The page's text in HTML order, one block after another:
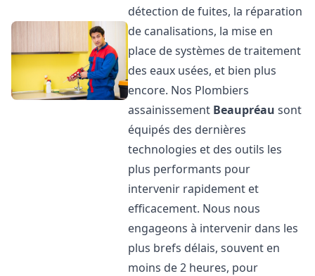
détection de fuites, la réparation
de canalisations, la mise en
place de systèmes de traitement
des eaux usées, et bien plus
encore. Nos Plombiers
assainissement Beaupréau sont
équipés des dernières
technologies et des outils les
plus performants pour
intervenir rapidement et
efficacement. Nous nous
engageons à intervenir dans les
plus brefs délais, souvent en
moins de 2 heures, pour